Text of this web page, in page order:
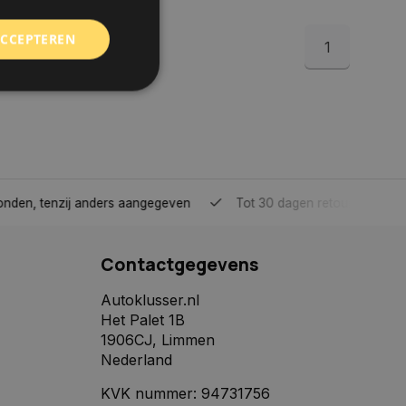
1
anders aangegeven Tot 30 dagen retour sturen.
Contactgegevens
Autoklusser.nl
Het Palet 1B
1906CJ, Limmen
Nederland
KVK nummer: 94731756
en
ervoor
selecties
pagina. Het slaat
te